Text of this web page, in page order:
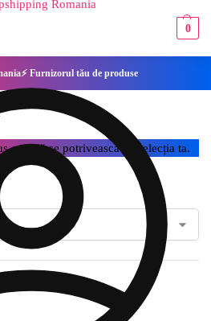
0
Furnizorul tău de produse
care să se potrivească cu selecția ta.